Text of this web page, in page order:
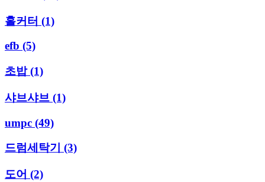
홀커터 (1)
efb (5)
초밥(1)
샤브샤브 (1)
umpc (49)
드럼세탁기 (3)
도어 (2)